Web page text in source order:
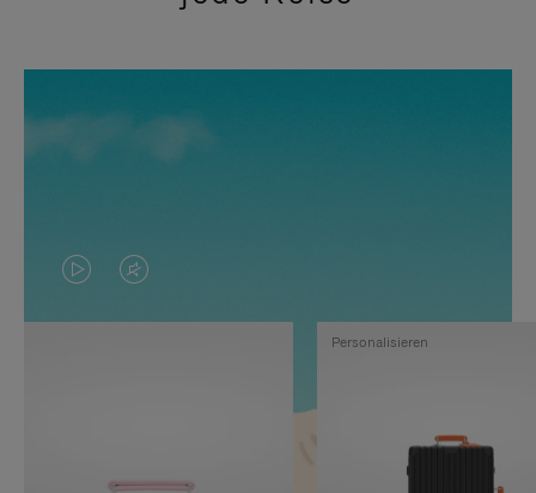
DAS
VIDEO
VIDEO
IST
Personalisieren